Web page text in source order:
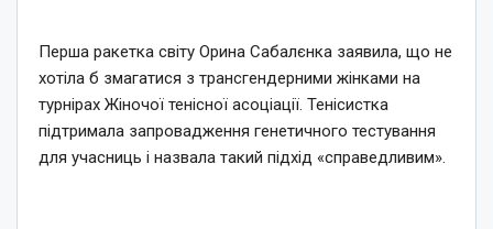
Перша ракетка світу Орина Сабалєнка заявила, що не
хотіла б змагатися з трансгендерними жінками на
турнірах Жіночої тенісної асоціації. Тенісистка
підтримала запровадження генетичного тестування
для учасниць і назвала такий підхід «справедливим».